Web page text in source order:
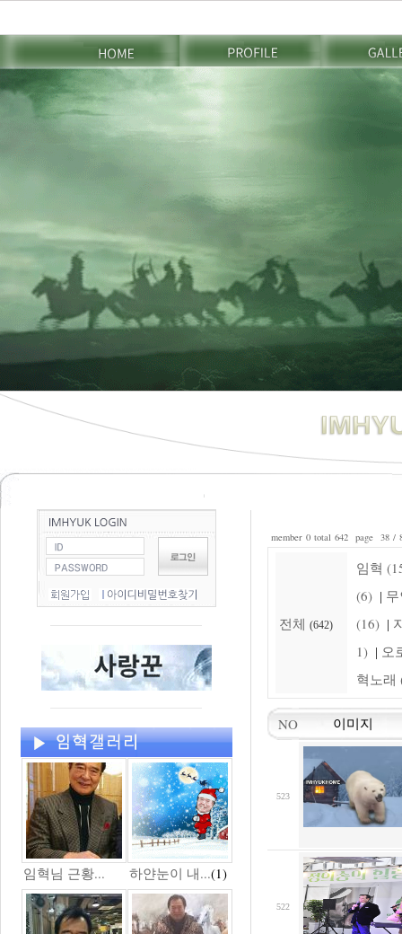
임혁님 근황... 하얀눈이 내...(1)
member 0 total 642 page 38 /
전체 (642)
임혁
(6) |
(16) |
1) | 오
혁노래
NO 이미지
523
522